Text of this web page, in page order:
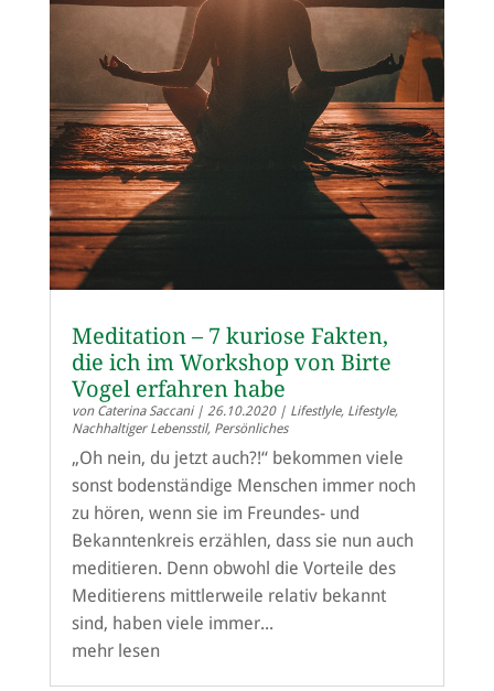
Meditation – 7 kuriose Fakten,
die ich im Workshop von Birte
Vogel erfahren habe
von Caterina Saccani| 26.10.2020| Lifestlyle, Lifestyle,
Nachhaltiger Lebensstil, Persönliches
„Oh nein, du jetzt auch?!“ bekommen viele
sonst bodenständige Menschen immer noch
zu hören, wenn sie im Freundes- und
Bekanntenkreis erzählen, dass sie nun auch
meditieren. Denn obwohl die Vorteile des
Meditierens mittlerweile relativ bekannt
sind, haben viele immer...
mehr lesen